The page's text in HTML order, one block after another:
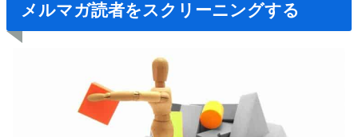
メルマガ読者をスクリーニングする